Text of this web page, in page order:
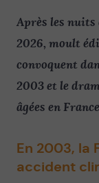
Après les
2026, moult
convoquent
2003 et le
âgées en
En 2003, la
accident